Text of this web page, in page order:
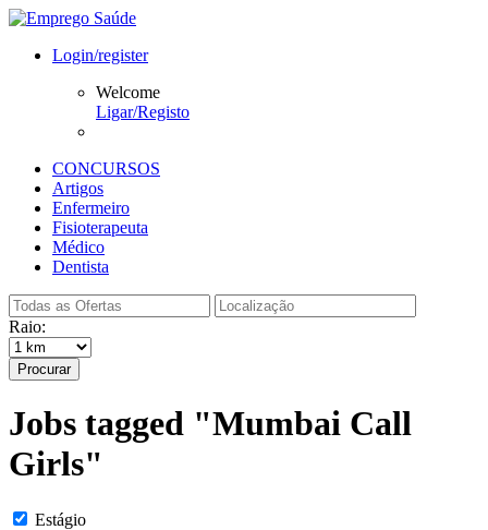
Login/register
Welcome
Ligar/Registo
CONCURSOS
Artigos
Enfermeiro
Fisioterapeuta
Médico
Dentista
Raio:
Procurar
Jobs tagged "Mumbai Call
Girls"
Estágio